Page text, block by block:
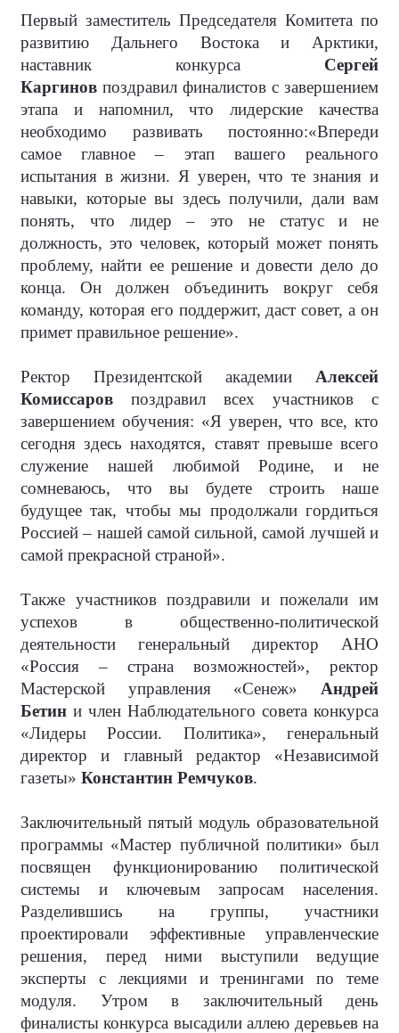
Первый заместитель Председателя Комитета по
развитию Дальнего Востока и Арктики,
наставник конкурса Сергей
Каргинов поздравил финалистов с завершением
этапа и напомнил, что
лидерские качества
необходимо развивать постоянно:«Впереди
самое главное – этап вашего реального
испытания в жизни. Я уверен, что те знания и
навыки, которые вы здесь получили, дали вам
понять, что лидер – это не статус и не
должность, это человек, который может понять
проблему, найти ее решение и довести дело до
конца. Он должен объединить вокруг себя
команду, которая его поддержит, даст совет, а он
примет правильное решение».
Ректор Президентской академии Алексей
Комиссаров поздравил всех участников с
завершением обучения: «Я уверен, что все, кто
сегодня здесь находятся, ставят превыше всего
служение нашей любимой Родине, и не
сомневаюсь, что вы будете строить наше
будущее так, чтобы мы продолжали гордиться
Россией – нашей самой сильной, самой лучшей и
самой прекрасной страной».
Также участников поздравили и пожелали им
успехов в общественно-политической
деятельности генеральный директор АНО
«Россия – страна возможностей», ректор
Мастерской управления «Сенеж» Андрей
Бетин и член Наблюдательного совета конкурса
«Лидеры России. Политика», генеральный
директор и главный редактор «Независимой
газеты» Константин Ремчуков.
Заключительный пятый модуль образовательной
программы «Мастер публичной политики» был
посвящен функционированию политической
системы и ключевым запросам населения.
Разделившись на группы, участники
проектировали эффективные управленческие
решения, перед ними выступили ведущие
эксперты с лекциями и тренингами по теме
модуля. Утром в заключительный день
финалисты конкурса высадили аллею деревьев на